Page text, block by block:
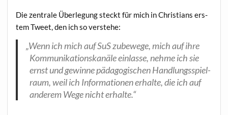
Die zen­tra­le Über­le­gung steckt für mich in Chris­ti­ans ers­
tem Tweet, den ich so verstehe:
„Wenn ich mich auf SuS zube­we­ge, mich auf ihre
Kom­mu­ni­ka­ti­ons­ka­nä­le ein­las­se, neh­me ich sie
ernst und gewin­ne päd­ago­gi­schen Hand­lungs­spiel­
raum, weil ich Infor­ma­tio­nen erhal­te, die ich auf
ande­rem Wege nicht erhalte.“